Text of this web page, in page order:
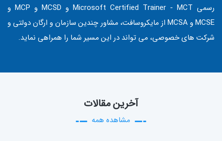
رسمی Microsoft Certified Trainer - MCT و MCSD و MCP و
MCSE و MCSA از مایکروسافت، مشاور چندین سازمان و ارگان دولتی و
شرکت های خصوصی، می تواند در این مسیر شما را همراهی نماید.
آخرین مقالات
مشاهده همه